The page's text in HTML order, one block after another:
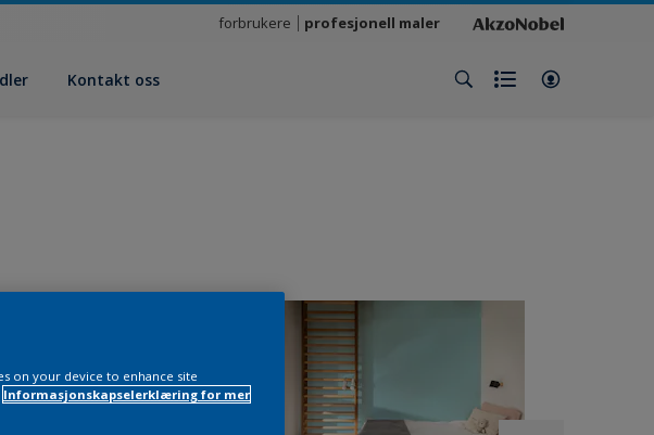
forbrukere profesjonell maler
Kontakt oss
on your device to enhance site
Informasjonskapselerklæring for mer